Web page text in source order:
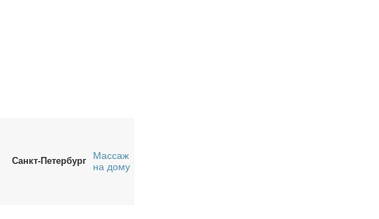
Санкт-Петербург
Массаж
на дому